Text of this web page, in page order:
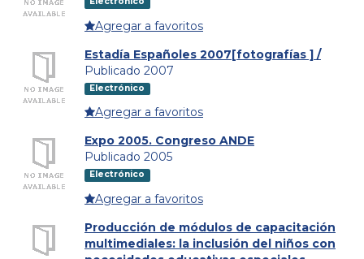
Agregar a favoritos
Estadía Españoles 2007[fotografías ] /
Publicado 2007
Electrónico
Agregar a favoritos
Expo 2005. Congreso ANDE
Publicado 2005
Electrónico
Agregar a favoritos
Producción de módulos de capacitación
multimediales: la inclusión del niños con